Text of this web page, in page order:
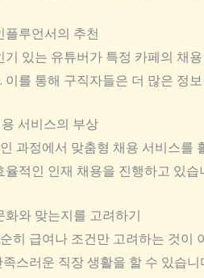
플루언서의 추천
기 있는 유튜버가 특정 카페의 채
이를 통해 구직자들은 더 많은 정
서비스의 부상
과정에서 맞춤형 채용 서비스를
율적인 인재 채용을 진행하고 있
화와 맞는지를 고려하기
히 급여나 조건만 고려하는 것이
스러운 직장 생활을 할 수 있습니